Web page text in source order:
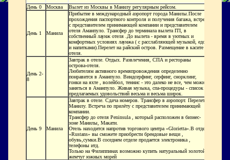
День 0 Москва Вылет из Москвы в Манилу регулярным рейсом.
День 1 Манила
Прибытие в международный аэропорт города Манилы.После
прохождения паспортного контроля и получения багажа, встреча
с представителем принимающей компании и представителем
отеля Аманпуло. Трансфер до терминала вылета ITI, в
собственный лаунж отеля .До вылета - время в уютных и
комфортных условиях лаунжа ( с расслабляющей музыкой, едой
и напитками).Перелет на райский остров. Размещение в касите
отеля.
День 2-
8
Завтрак в отеле. Отдых. Развлечения, СПА и рестораны
острова-отеля.
Любителям активного времяпровождения определенно
понравится в Аманпуло. Виндсерфинг, серфинг, снорклинг,
гонки на яхте , волейбол, теннис - это далеко не все, чем можно
заняться в Аманпуло. Живая музыка, спа-процедуры - список
предлагаемых удовольствий весьма и весьма широк.
День 9 Манила
Завтрак в отеле. Сдача номеров. Трансфер в аэропорт. Перелет в
Манилу. Встреча по прилёту с представителем принимающей
компании.
Трансфер до отеля Peninsula , который расположен в бизнес-
зоне Манилы, Макати.
Отель находится напротив торгового центра «Glorietta».В отделе
«Rustans» вы сможете приобрести брендовые вещи ,
обувь,сумки.В соседнем отделе продается электроника ,
телефоны итд.
Только на Филиппинах возможно купить натуральный золотой
жемчуг южных морей